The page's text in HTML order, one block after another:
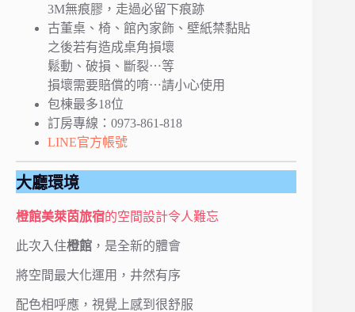
3M無痕膠，走過必留下痕跡
古董桌、椅、館內家飾、壁紙禁黏貼
之後若有造成桌角損壞
鬆動、破損、斷裂⋯等
損壞需要賠償的唷⋯請小心使用
包棟最多18位
訂房專線：0973-861-818
LINE官方帳號
大廳環境
橙館美萊茵旅宿的空間設計令人難忘
此次入住橙館 ，是全新的體會
將空間最大化運用，井然有序
配色相呼應，視覺上感到很舒服